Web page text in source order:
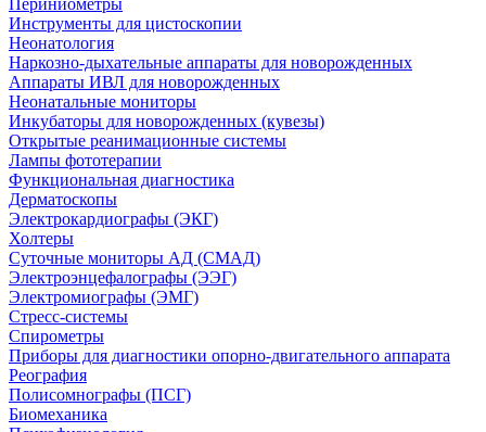
Периниометры
Инструменты для цистоскопии
Неонатология
Наркозно-дыхательные аппараты для новорожденных
Аппараты ИВЛ для новорожденных
Неонатальные мониторы
Инкубаторы для новорожденных (кувезы)
Открытые реанимационные системы
Лампы фототерапии
Функциональная диагностика
Дерматоскопы
Электрокардиографы (ЭКГ)
Холтеры
Суточные мониторы АД (СМАД)
Электроэнцефалографы (ЭЭГ)
Электромиографы (ЭМГ)
Стресс-системы
Спирометры
Приборы для диагностики опорно-двигательного аппарата
Реография
Полисомнографы (ПСГ)
Биомеханика